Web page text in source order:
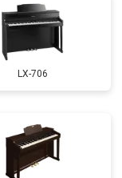
LX-706